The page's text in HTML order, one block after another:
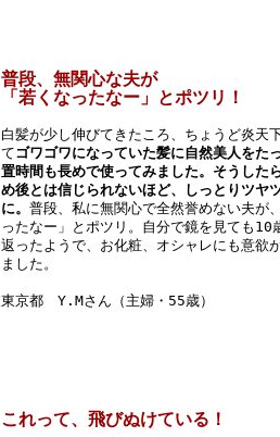
普段、無関心な夫が
「若くなったなー」とポツリ！
白髪が少し伸びてきたころ、ちょうど炎天
てゴワゴワになっていた髪に自然美人をた
置時間も長めで使ってみました。そうした
め後とは信じられないほど、しっとりツヤ
に。 普段、私に無関心で全然誉めない夫が
ったなー」とポツリ。自分で鏡を見ても10
返ったようで、お化粧、オシャレにも意欲
ました。
東京都 Y.Mさん（主婦・55歳）
これって、飛びぬけている！